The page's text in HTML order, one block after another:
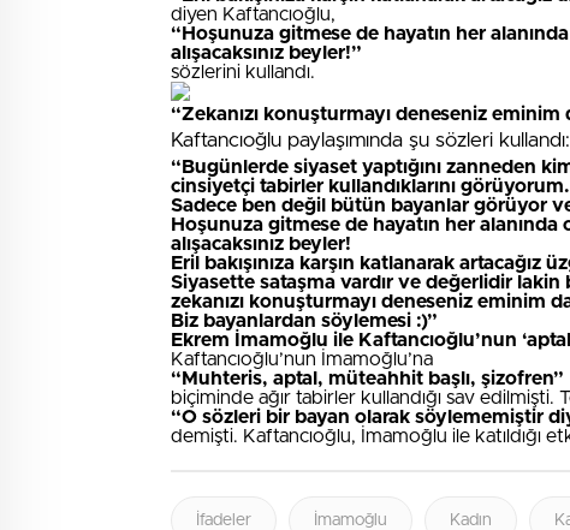
diyen Kaftancıoğlu,
“Hoşunuza gitmese de hayatın her
alışacaksınız beyler!”
sözlerini kullandı.
“Zekanızı konuşturmayı deneseniz eminim
Kaftancıoğlu paylaşımında şu sözleri kullandı:
“Bugünlerde siyaset yaptığını zanneden
cinsiyetçi tabirler kullandıklarını görüyorum.
Sadece ben değil bütün bayanlar görüyor
Hoşunuza gitmese de hayatın her alanında
alışacaksınız beyler!
Eril bakışınıza karşın katlanarak artacağız
Siyasette sataşma vardır ve değerlidir lakin
zekanızı konuşturmayı deneseniz eminim
Biz bayanlardan söylemesi :)”
Ekrem İmamoğlu ile Kaftancıoğlu’nun
Kaftancıoğlu’nun İmamoğlu’na
“Muhteris, aptal, müteahhit başlı, şizofren”
biçiminde ağır tabirler kullandığı sav
“O sözleri bir bayan olarak söylememiştir
demişti. Kaftancıoğlu, İmamoğlu ile katıldığı
İfadeler İmamoğlu Kadın